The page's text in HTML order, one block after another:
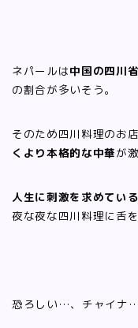
ネパールは中国の四川
の割合が多いそう。
そのため四川料理のお
くより本格的な中華が
人生に刺激を求めてい
夜な夜な四川料理に舌
恐ろしい…、チャイナ…